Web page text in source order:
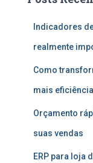
i
Indicadores
realmente
Como
mais eficiência
Orçamento
suas vendas
ERP para loja